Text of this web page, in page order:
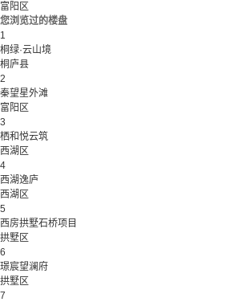
富阳区
您浏览过的楼盘
1
桐绿·云山境
桐庐县
2
秦望星外滩
富阳区
3
栖和悦云筑
西湖区
4
西湖逸庐
西湖区
5
西房拱墅石桥项目
拱墅区
6
璟宸望澜府
拱墅区
7